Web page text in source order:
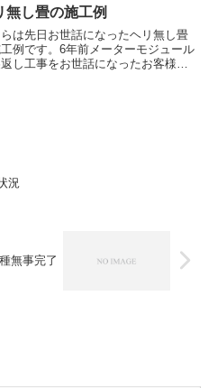
の和室 セキスイ美草目積カラー1
気の色、モカベージ...
無し畳の施工例
らは先日お世話になったヘリ無し畳
例です。6年前メーターモジュール
し工事をお世話になったお客様か
況
無事完了